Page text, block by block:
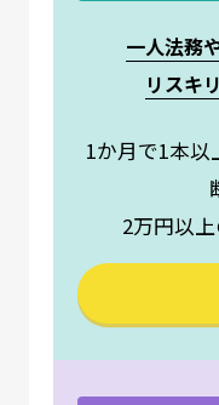
一人法務
リスキ
1か月で1本以
2万円以